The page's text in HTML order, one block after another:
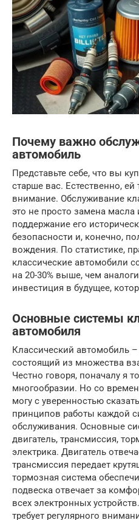
Почему важно
автомобиль
Представьте себе, что вы
старше вас. Естественно, ей
внимание. Обслуживание
это не просто замена масла
поддержание его
безопасности и, конечно,
вождения. По статистике,
классические автомобили
на 20-30% выше, чем
инвестиция в будущее,
Основные системы
автомобиля
Классический автомобиль
состоящий из множества
Честно говоря, поначалу я
многообразии. Но со
могу с уверенностью
принципов работы каждой
обслуживания. Основные
двигатель, трансмиссия,
электрика. Двигатель
трансмиссия передает
тормозная система
подвеска отвечает за
всех электронных
требует регулярного